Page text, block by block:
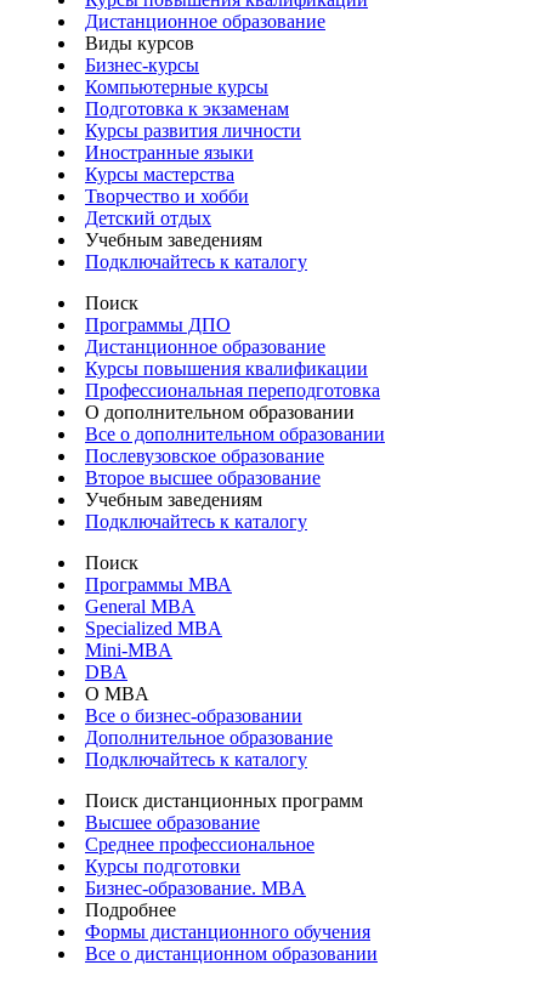
Дистанционное образование
Виды курсов
Бизнес-курсы
Компьютерные курсы
Подготовка к экзаменам
Курсы развития личности
Иностранные языки
Курсы мастерства
Творчество и хобби
Детский отдых
Учебным заведениям
Подключайтесь к каталогу
Поиск
Программы ДПО
Дистанционное образование
Курсы повышения квалификации
Профессиональная переподготовка
О дополнительном образовании
Все о дополнительном образовании
Послевузовское образование
Второе высшее образование
Учебным заведениям
Подключайтесь к каталогу
Поиск
Программы МВА
General MBA
Specialized MBA
Mini-MBA
DBA
О MBA
Все о бизнес-образовании
Дополнительное образование
Подключайтесь к каталогу
Поиск дистанционных программ
Высшее образование
Среднее профессиональное
Курсы подготовки
Бизнес-образование. MBA
Подробнее
Формы дистанционного обучения
Все о дистанционном образовании